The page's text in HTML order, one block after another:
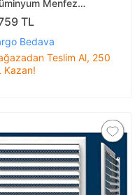
Menfez
TL
Bedava
Teslim Al, 250
Kazan!